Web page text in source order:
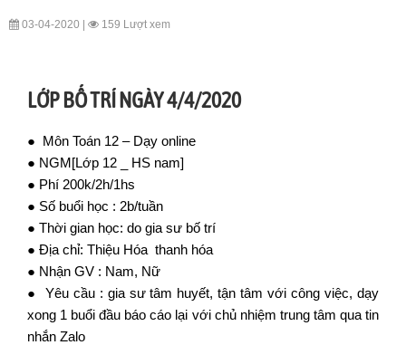
03-04-2020 | 159 Lượt xem
LỚP BỐ TRÍ NGÀY 4/4/2020
● Môn Toán 12 – Dạy online
● NGM[Lớp 12 _ HS nam]
● Phí 200k/2h/1hs
● Số buổi học : 2b/tuần
● Thời gian học: do gia sư bố trí
● Địa chỉ: Thiệu Hóa thanh hóa
● Nhận GV : Nam, Nữ
● Yêu cầu : gia sư tâm huyết, tận tâm với công việc, dạy
xong 1 buổi đầu báo cáo lại với chủ nhiệm trung tâm qua tin
nhắn Zalo